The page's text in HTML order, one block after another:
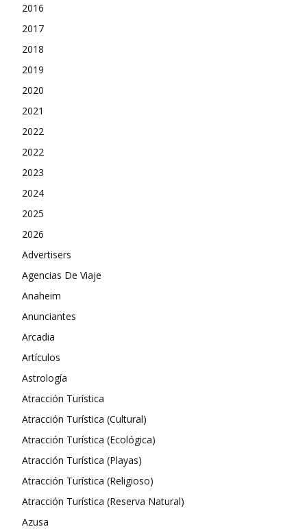
2016
2017
2018
2019
2020
2021
2022
2022
2023
2024
2025
2026
Advertisers
Agencias De Viaje
Anaheim
Anunciantes
Arcadia
Artículos
Astrología
Atracción Turística
Atracción Turística (Cultural)
Atracción Turística (Ecológica)
Atracción Turística (Playas)
Atracción Turística (Religioso)
Atracción Turística (Reserva Natural)
Azusa